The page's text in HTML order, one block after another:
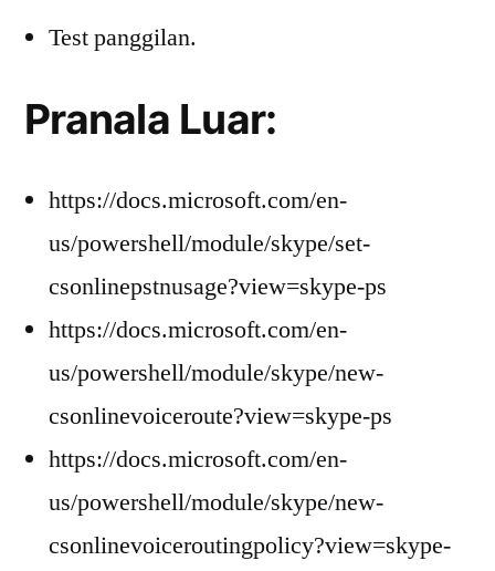
Test panggilan.
Pranala Luar:
https://docs.microsoft.com/en-
us/powershell/module/skype/set-
csonlinepstnusage?view=skype-ps
https://docs.microsoft.com/en-
us/powershell/module/skype/new-
csonlinevoiceroute?view=skype-ps
https://docs.microsoft.com/en-
us/powershell/module/skype/new-
csonlinevoiceroutingpolicy?view=skype-